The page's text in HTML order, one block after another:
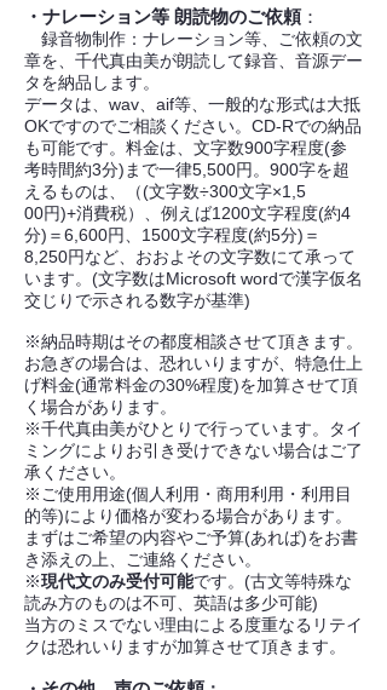
・ナレーション等 朗読物のご依頼 ：
録音物制作：ナレーション等、ご依頼の文
章を、千代真由美が朗読して録音、音源デー
タを納品します。
データは、wav、aif等、一般的な形式は大抵
OKですのでご相談ください。CD-Rでの納品
も可能です。料金は、文字数900字程度(参
考時間約3分)まで一律5,500円。900字を超
えるものは、（(文字数÷300文字×1,5
00円)+消費税）、例えば1200文字程度(約4
分)＝6,600円、1500文字程度(約5分)＝
8,250円など、おおよその文字数にて承って
います。(文字数はMicrosoft wordで漢字仮名
交じりで示される数字が基準)
※納品時期はその都度相談させて頂きます。
お急ぎの場合は、恐れいりますが、特急仕上
げ料金(通常料金の30%程度)を加算させて頂
く場合があります。
※千代真由美がひとりで行っています。タイ
ミングによりお引き受けでき ない場合はご了
承ください。
※ ご使用用途(個人利用・商用利用・利用目
的等)により価格が変わる場合があります。
まずはご希望の内容やご予算(あれば)をお書
き添えの上、ご連絡ください。
※現代文のみ受付可能です。(古文等特殊な
読み方のものは不可、英語は多少可能)
当方のミスでない理由による度重なるリテイ
クは恐れいりますが加算させて頂きます。